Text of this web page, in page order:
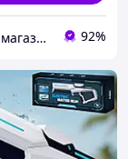
Інтернет магазин ➤ Титан 92%